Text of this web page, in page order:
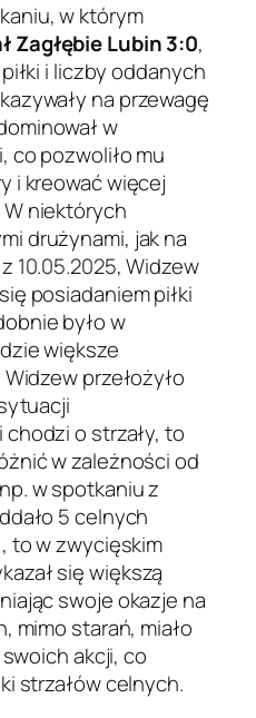
w którym
Zagłębie Lubin 3:0,
i liczby oddanych
na przewagę
w
co pozwoliło mu
i kreować więcej
niektórych
drużynami, jak na
10.05.2025, Widzew
posiadaniem piłki
było w
większe
przełożyło
o strzały, to
w zależności od
w spotkaniu z
5 celnych
to w zwycięskim
się większą
swoje okazje na
mimo starań, miało
akcji, co
strzałów celnych.